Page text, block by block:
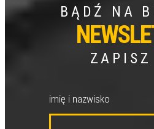
BĄDŹ NA
ZAPISZ
imię i nazwisko